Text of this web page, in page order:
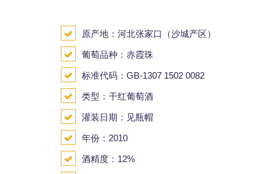
原产地：河北张家口（沙城产区）
葡萄品种：赤霞珠
标准代码：GB-1307 1502 0082
类型：干红葡萄酒
灌装日期：见瓶帽
年份：2010
酒精度：12%